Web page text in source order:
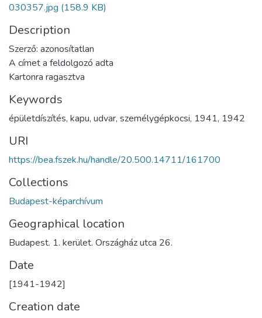
030357.jpg (158.9 KB)
Description
Szerző: azonosítatlan
A címet a feldolgozó adta
Kartonra ragasztva
Keywords
épületdíszítés, kapu, udvar, személygépkocsi, 1941, 1942
URI
https://bea.fszek.hu/handle/20.500.14711/161700
Collections
Budapest-képarchívum
Geographical location
Budapest. 1. kerület. Országház utca 26.
Date
[1941-1942]
Creation date